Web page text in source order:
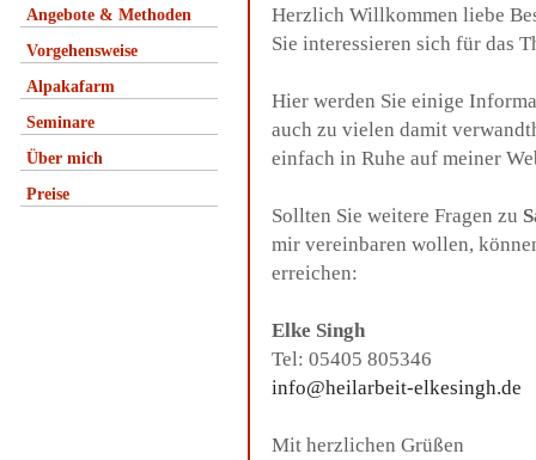
Angebote & Methoden
Vorgehensweise
Alpakafarm
Seminare
Über mich
Preise
Herzlich Willkommen liebe
Sie interessieren sich für das
Hier werden Sie einige
auch zu vielen damit
einfach in Ruhe auf meiner
Sollten Sie weitere Fragen zu
mir vereinbaren wollen,
erreichen:
Elke Singh
Tel: 05405 805346
info@heilarbeit-elkesingh.de
Mit herzlichen Grüßen